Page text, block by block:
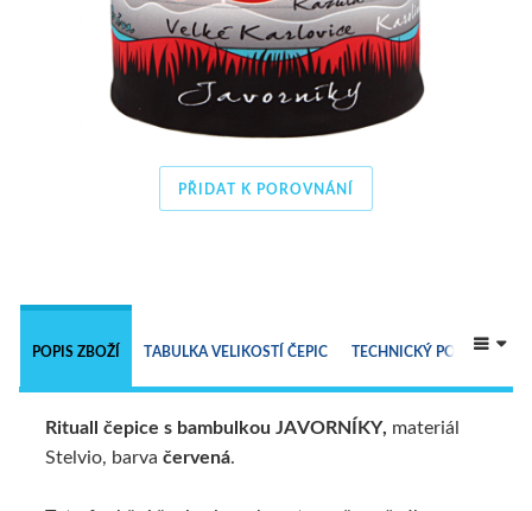
PŘIDAT K POROVNÁNÍ
 
POPIS ZBOŽÍ TABULKA VELIKOSTÍ ČEPIC TECHNICKÝ POPIS
ALTERNATIVNÍ ZBOŽÍ
Rituall čepice s bambulkou JAVORNÍKY, materiál
Stelvio, barvačervená